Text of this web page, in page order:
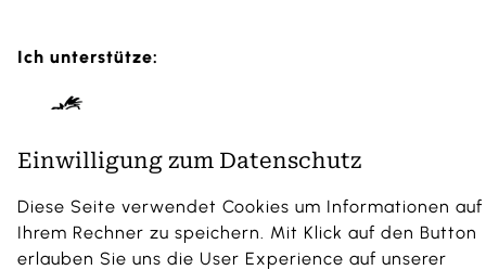
Ich unterstütze:
Einwilligung zum Datenschutz
Diese Seite verwendet Cookies um Informationen auf
Ihrem Rechner zu speichern. Mit Klick auf den Button
erlauben Sie uns die User Experience auf unserer